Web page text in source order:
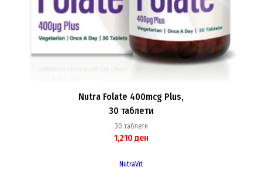
Nutra Folate 400mcg Plus,
30 таблети
30 таблети
1,210 ден
NutraVit